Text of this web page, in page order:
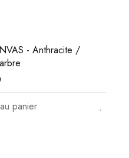
- Anthracite /
panier